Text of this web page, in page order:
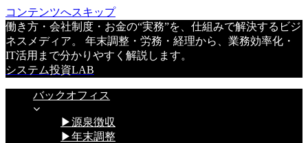
コンテンツへスキップ
働き方・会社制度・お金の“実務”を、仕組みで解決するビジ
ネスメディア。 年末調整・労務・経理から、業務効率化・
IT活用まで分かりやすく解説します。
システム投資LAB
バックオフィス
▶源泉徴収
▶年末調整